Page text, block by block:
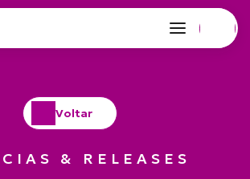
Voltar
& RELEASES